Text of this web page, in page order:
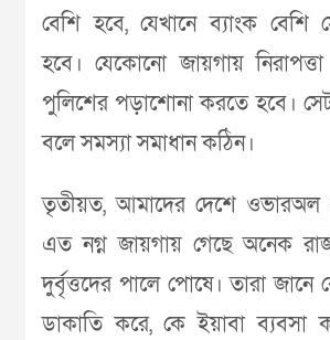
বেশি হবে, যেখানে ব্যাংক বেশি
হবে। যেকোনো জায়গায়
পুলিশের পড়াশোনা করতে হবে।
বলে সমস্যা সমাধান কঠিন।
তৃতীয়ত, আমাদের দেশে ওভারঅল
এত নগ্ন জায়গায় গেছে অনেক
দুর্বৃত্তদের পালে পোষে। তারা
ডাকাতি করে, কে ইয়াবা ব্যবসা